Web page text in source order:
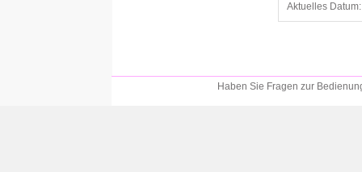
Aktuelles
Haben Sie Fragen zur